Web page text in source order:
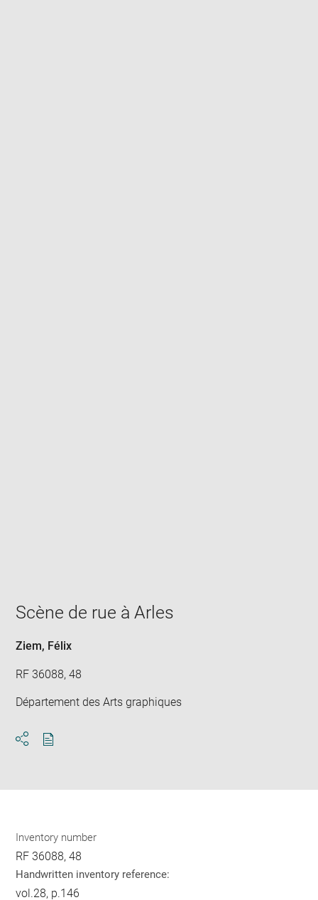
window
Scène de rue à Arles
Ziem, Félix
RF 36088, 48
Département des Arts graphiques
Inventory number
RF 36088, 48
Handwritten inventory reference:
vol.28, p.146